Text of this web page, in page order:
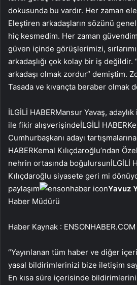
dokusunda bu vardır. Her zaman
Eleştiren arkadaşların sözünü
hiç kesmedim. Her zaman
güven içinde görüşlerimizi,
arkadaşlığı çok kolay bir iş değildir.
arkadaşı olmak zordur” demiştim.
Tasada ve kıvançta beraber olmak
İLGİLİ HABERMansur Yavaş,
ile fikir alışverişindeİLGİLİ HABER
Cumhurbaşkanı adayı
HABERKemal Kılıçdaroğlu’ndan
nehrin ortasında boğulursunİLGİLİ
Kılıçdaroğlu siyasete geri mi
paylaşım
Yavuz
Haber Müdürü
Haber Kaynak : ENSONHABER.COM
“Yayınlanan tüm haber ve diğer
yasal bildirimlerinizi bize iletişim
En kısa süre içerisinde